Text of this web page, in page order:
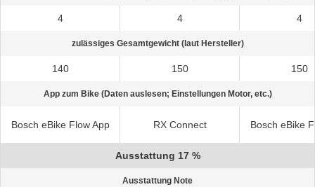
4 4 4
zulässiges Gesamtgewicht (laut Hersteller)
140 150 150
App zum Bike (Daten auslesen; Einstellungen Motor, etc.)
Bosch eBike Flow App RX Connect Bosch eBike
Ausstattung 17 %
Ausstattung Note